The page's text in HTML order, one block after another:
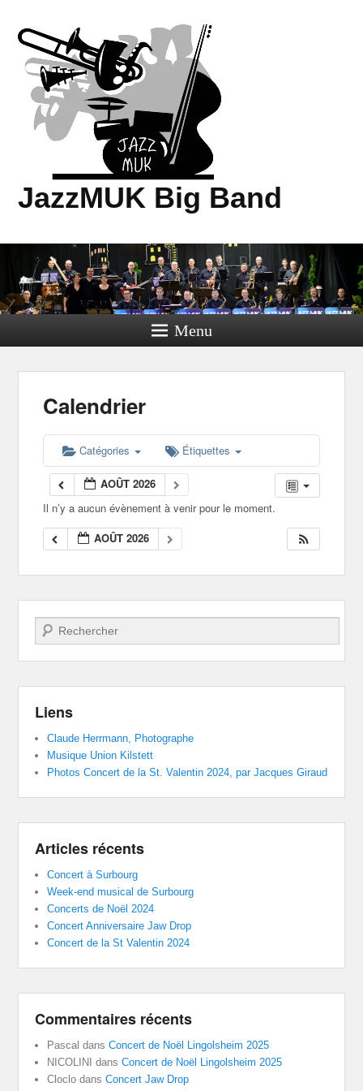
JazzMUK Big Band
Menu
Calendrier
Catégories Étiquettes
AOÛT 2026
Il n’y a aucun évènement à venir pour le moment.
AOÛT 2026
Recherche
Liens
Claude Herrmann, Photographe
Musique Union Kilstett
Photos Concert de la St. Valentin 2024, par Jacques Giraud
Articles récents
Concert à Surbourg
Week-end musical de Surbourg
Concerts de Noël 2024
Concert Anniversaire Jaw Drop
Concert de la St Valentin 2024
Commentaires récents
Pascal dansConcert de Noël Lingolsheim 2025
NICOLINI dansConcert de Noël Lingolsheim 2025
Cloclo dansConcert Jaw Drop